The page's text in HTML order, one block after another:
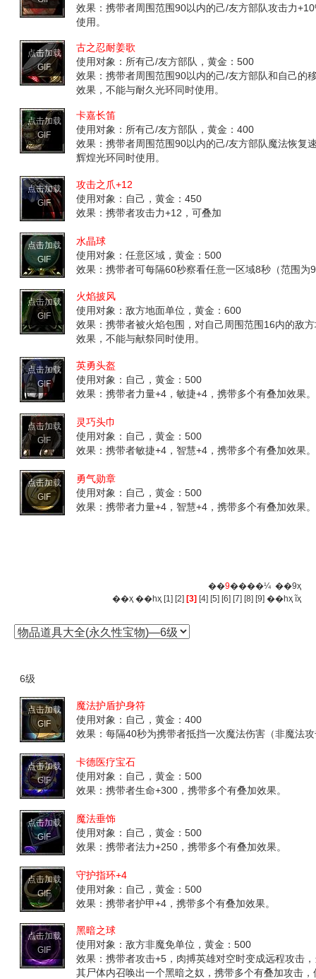
效果：携带者周围范围90以内的己/友方部队攻击力
使用。
点击加载
GIF
古之忍耐姜歌
使用对象：所有己/友方部队，黄金：500
效果：携带者周围范围90以内的己/友方部队和自己的
效果，不能与耐久光环同时使用。
点击加载
GIF
卡嘉长笛
使用对象：所有己/友方部队，黄金：400
效果：携带者周围范围90以内的己/友方部队魔法恢复
辉煌光环同时使用。
点击加载
GIF
攻击之爪+12
使用对象：自己，黄金：450
效果：携带者攻击力+12，可叠加
点击加载
GIF
水晶球
使用对象：任意区域，黄金：500
效果：携带者可每隔60秒察看任意一区域8秒（范围为
点击加载
GIF
火焰披风
使用对象：敌方地面单位，黄金：600
效果：携带者被火焰包围，对自己周围范围16内的敌
效果，不能与献祭同时使用。
点击加载
GIF
英勇头盔
使用对象：自己，黄金：500
效果：携带者力量+4，敏捷+4，携带多个有叠加效果。
点击加载
GIF
灵巧头巾
使用对象：自己，黄金：500
效果：携带者敏捷+4，智慧+4，携带多个有叠加效果。
点击加载
GIF
勇气勋章
使用对象：自己，黄金：500
效果：携带者力量+4，智慧+4，携带多个有叠加效果。
��9����¼ ��9ҳ
��ҳ ��һҳ [1] [2] [3] [4] [5] [6] [7] [8] [9] ��һҳ ĩҳ
6级
点击加载
GIF
魔法护盾护身符
使用对象：自己，黄金：400
效果：每隔40秒为携带者抵挡一次魔法伤害（非魔法
点击加载
GIF
卡德医疗宝石
使用对象：自己，黄金：500
效果：携带者生命+300，携带多个有叠加效果。
点击加载
GIF
魔法垂饰
使用对象：自己，黄金：500
效果：携带者法力+250，携带多个有叠加效果。
点击加载
GIF
守护指环+4
使用对象：自己，黄金：500
效果：携带者护甲+4，携带多个有叠加效果。
点击加载
GIF
黑暗之球
使用对象：敌方非魔免单位，黄金：500
效果：携带者攻击+5，肉搏英雄对空时变成远程攻击
其尸体内召唤出一个黑暗之奴，携带多个有叠加攻击